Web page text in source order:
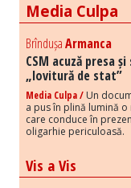
Media Culpa
BrîndușaArmanca
CSM acuză presa
„lovitură de stat”
Media Culpa / Un
a pus în plină lumină
care conduce în
oligarhie periculoasă.
Vis a Vis